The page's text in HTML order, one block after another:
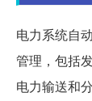
电力系统自
管理，包括
电力输送和